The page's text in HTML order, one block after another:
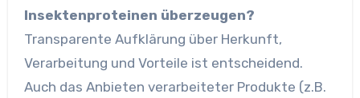
Insektenproteinen überzeugen?
Transparente Aufklärung über Herkunft,
Verarbeitung und Vorteile ist entscheidend.
Auch das Anbieten verarbeiteter Produkte (z.B.